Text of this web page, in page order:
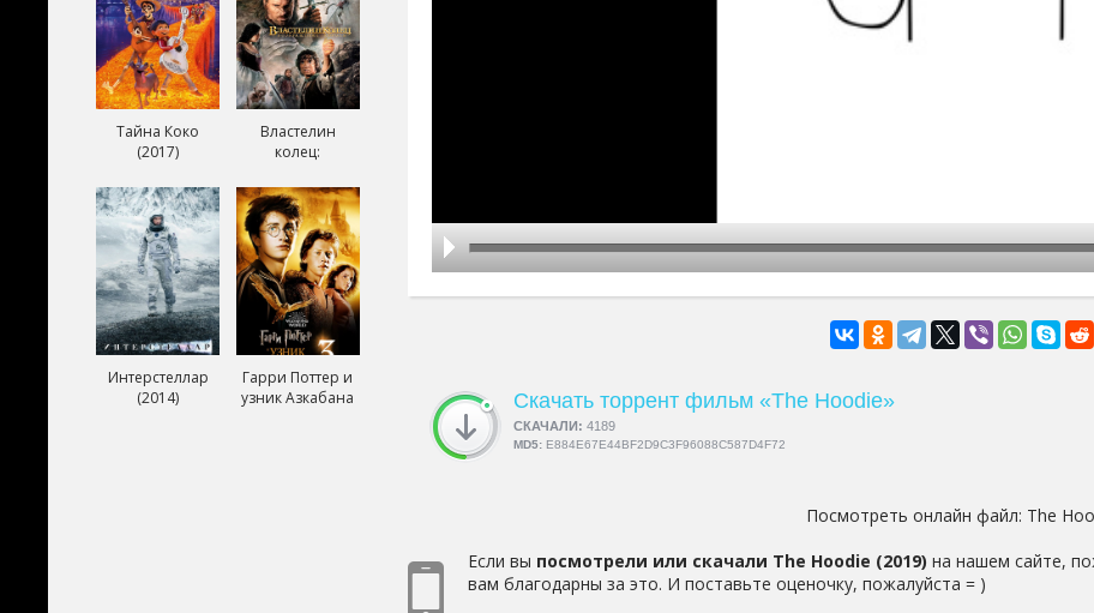
Скачать торрент фильм «The Hoodie»
СКАЧАЛИ: 4189
MD5: E884E67E44BF2D9C3F96088C587D4F72
Посмотреть онлайн файл: The
Если вы посмотрели или скачали The Hoodie (2019) на нашем сайте,
вам благодарны за это. И поставьте оценочку, пожалуйста = )
Тайна Коко
(2017)
Властелин
колец:
короля (2003)
Интерстеллар
(2014)
Гарри Поттер и
узник Азкабана